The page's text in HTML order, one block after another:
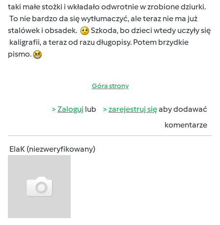
taki małe stożki i wkładało odwrotnie w zrobione dziurki.
To nie bardzo da się wytłumaczyć, ale teraz nie ma już
stalówek i obsadek.
Szkoda, bo dzieci wtedy uczyły się
kaligrafii, a teraz od razu długopisy. Potem brzydkie
pismo.
Góra strony
Zaloguj lub zarejestruj sięaby dodawać
komentarze
ElaK (niezweryfikowany)